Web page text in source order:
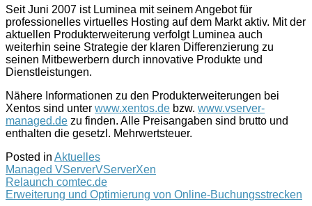
Seit Juni 2007 ist Luminea mit seinem Angebot für
professionelles virtuelles Hosting auf dem Markt aktiv. Mit der
aktuellen Produkterweiterung verfolgt Luminea auch
weiterhin seine Strategie der klaren Differenzierung zu
seinen Mitbewerbern durch innovative Produkte und
Dienstleistungen.
Nähere Informationen zu den Produkterweiterungen bei
Xentos sind unter www.xentos.de bzw. www.vserver-
managed.de zu finden. Alle Preisangaben sind brutto und
enthalten die gesetzl. Mehrwertsteuer.
Posted in Aktuelles
Managed VServerVServerXen
Post
Relaunch comtec.de
Erweiterung und Optimierung von Online-Buchungsstrecken